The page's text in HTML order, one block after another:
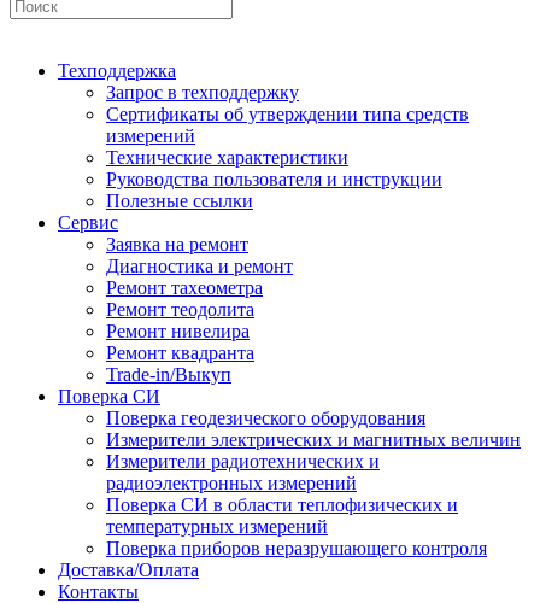
Техподдержка
Запрос в техподдержку
Сертификаты об утверждении типа средств
измерений
Технические характеристики
Руководства пользователя и инструкции
Полезные ссылки
Сервис
Заявка на ремонт
Диагностика и ремонт
Ремонт тахеометра
Ремонт теодолита
Ремонт нивелира
Ремонт квадранта
Trade-in/Выкуп
Поверка СИ
Поверка геодезического оборудования
Измерители электрических и магнитных величин
Измерители радиотехнических и
радиоэлектронных измерений
Поверка СИ в области теплофизических и
температурных измерений
Поверка приборов неразрушающего контроля
Доставка/Оплата
Контакты